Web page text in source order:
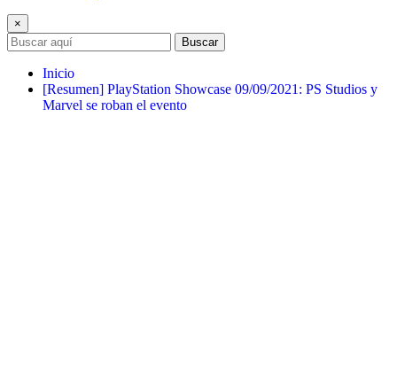
×
Buscar
Inicio
[Resumen] PlayStation Showcase 09/09/2021: PS Studios y
Marvel se roban el evento